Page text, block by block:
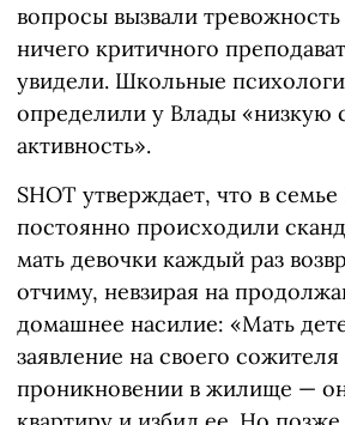
вопросы вызвали тревожность
ничего критичного
увидели. Школьные
определили у Влады «низкую
активность».
SHOT утверждает, что в
постоянно происходили
мать девочки каждый раз
отчиму, невзирая на
домашнее насилие: «Мать
заявление на своего
проникновении в жилище —